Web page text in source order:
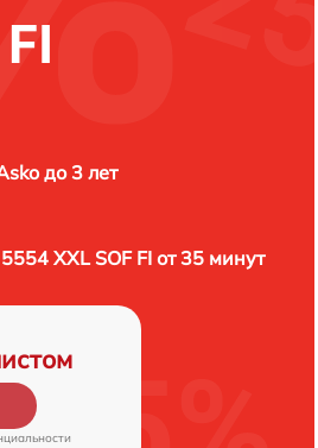
до 3 лет
XXL SOF FI от 35 минут